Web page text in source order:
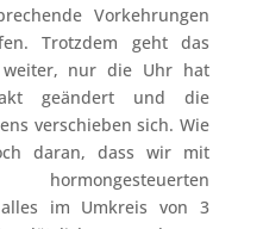
Vorkehrungen
Trotzdem geht das
weiter, nur die Uhr hat
geändert und die
verschieben sich. Wie
daran, dass wir mit
alles im Umkreis von 3